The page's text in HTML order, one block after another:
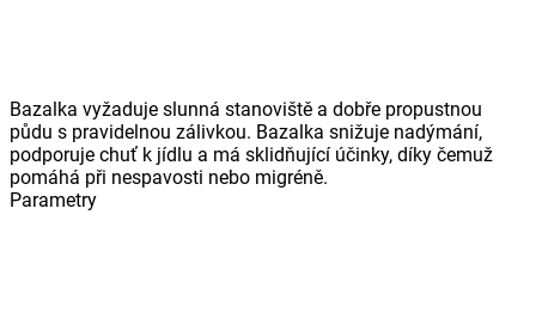
Bazalka vyžaduje slunná stanoviště a dobře propustnou
půdu s pravidelnou zálivkou. Bazalka snižuje nadýmání,
podporuje chuť k jídlu a má sklidňující účinky, díky čemuž
pomáhá při nespavosti nebo migréně.
Parametry